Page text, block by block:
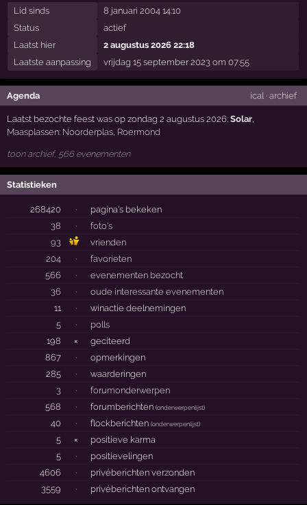
Lid sinds
8 januari 2004 14:10
Status
actief
Laatst hier
2 augustus 2026 22:18
Laatste aanpassing
vrijdag 15 september 2023 om 07:55
Agenda ical· archief
Laatst bezochte feest was op zondag 2 augustus 2026:Solar,
Maasplassen: Noorderplas, Roermond
toon archief, 566 evenementen
Statistieken
268420 ·
pagina's bekeken
38
·
foto's
93
vrienden
204
·
favorieten
566
·
evenementen bezocht
36
·
oude interessante evenementen
11
·
winactie deelnemingen
5
·
polls
198
×
geciteerd
867
·
opmerkingen
285
·
waarderingen
3
·
forumonderwerpen
568
· forumberichten(onderwerpenlijst)
40 · flockberichten(onderwerpenlijst)
5 ×
positieve karma
5
·
positievelingen
4606
·
privéberichten verzonden
3559
· privéberichten ontvangen